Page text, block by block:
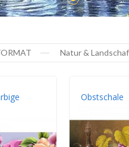
Natur &
Obstschale